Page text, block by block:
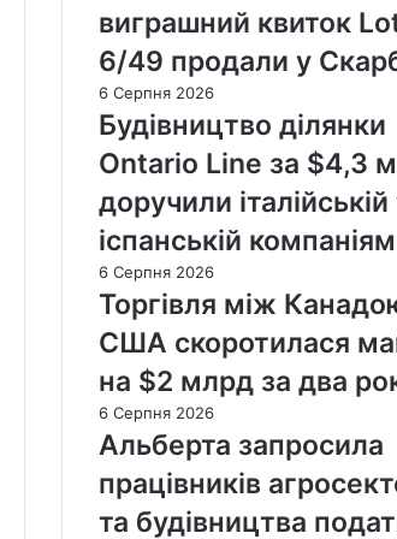
виграшний квиток
6/49 продали у
6 Серпня 2026
Будівництво ділянки
Ontario Line за $4,3
доручили італійській
іспанській компаніям
6 Серпня 2026
Торгівля між
США скоротилася
на $2 млрд за два
6 Серпня 2026
Альберта запросила
працівників
та будівництва